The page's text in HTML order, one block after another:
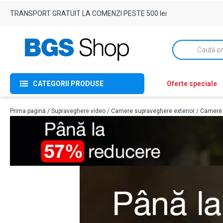
TRANSPORT GRATUIT LA COMENZI PESTE 500 lei
Products
search
CATEGORII PRODUSE Oferte speciale
Prima pagină / Supraveghere video / Camere supraveghere exterior /